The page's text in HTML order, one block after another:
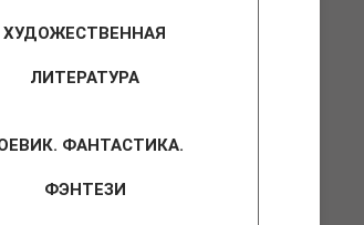
ХУДОЖЕСТВЕННАЯ
ЛИТЕРАТУРА
ФАНТАСТИКА.
ФЭНТЕЗИ